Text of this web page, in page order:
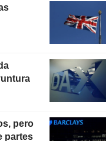
pero
partes